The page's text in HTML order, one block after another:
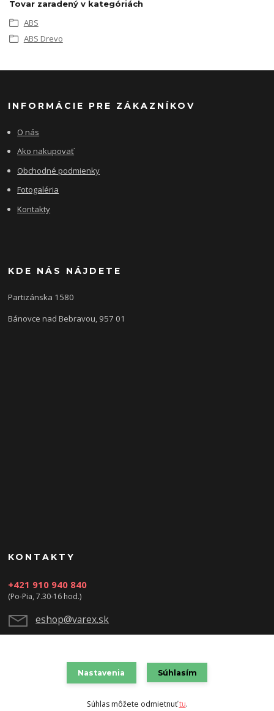
Tovar zaradený v kategóriách
ABS
ABS Drevo
INFORMÁCIE PRE ZÁKAZNÍKOV
O nás
Ako nakupovať
Obchodné podmienky
Fotogaléria
Kontakty
KDE NÁS NÁJDETE
Partizánska 1580
Bánovce nad Bebravou, 957 01
KONTAKTY
+421 910 940 840
(Po-Pia, 7.30-16 hod.)
eshop@varex.sk
Vytvorené na
Eshop-rychlo.sk
Nastavenia Súhlasím
Súhlas môžete odmietnuťtu.